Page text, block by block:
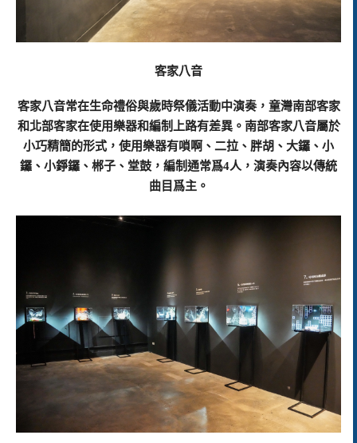
客家八音
客家八音常在生命禮俗與歲時祭儀活動中演奏，童灣南部客家
和北部客家在使用樂器和編制上路有差異。南部客家八音屬於
小巧精簡的形式，使用樂器有嗩啊、二拉、胖胡、大鑼、小
鑼、小錚鑼、郴子、堂鼓，編制通常爲4人，演奏內容以傳統
曲目爲主。